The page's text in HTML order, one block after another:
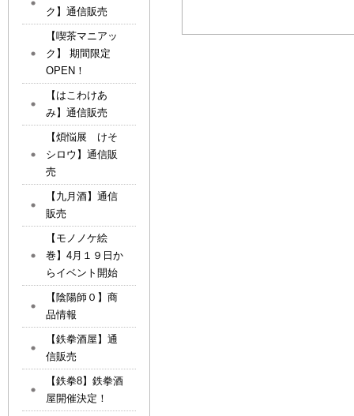
ク】通信販売
【喫茶マニアッ
ク】 期間限定
OPEN！
【はこわけあ
み】通信販売
【煩悩展 けそ
シロウ】通信販
売
【九月酒】通信
販売
【モノノケ絵
巻】4月１９日か
らイベント開始
【陰陽師０】商
品情報
【鉄拳酒屋】通
信販売
【鉄拳8】鉄拳酒
屋開催決定！